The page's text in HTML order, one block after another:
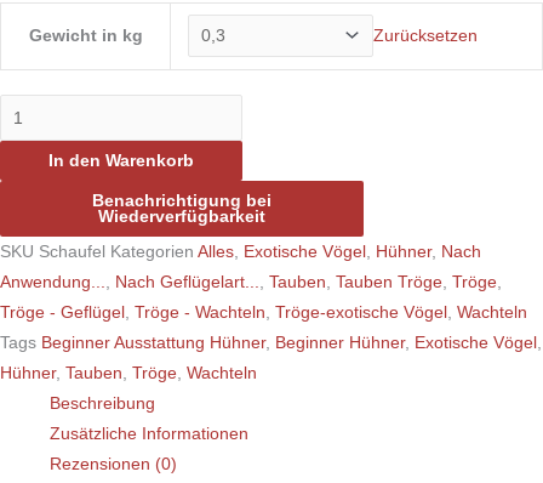
Gewicht in kg Zurücksetzen
In den Warenkorb
Benachrichtigung bei
Wiederverfügbarkeit
SKU Schaufel Kategorien Alles Exotische Vögel Hühner, Nach
Anwendung...
Nach Geflügelart... Tauben Tauben Tröge Tröge
Tröge - Geflügel
Tröge - Wachteln Tröge-exotische Vögel
Wachteln
Tags Beginner Ausstattung Hühner, Beginner Hühner, Exotische Vögel
Hühner, Tauben Tröge Wachteln
Beschreibung
Zusätzliche Informationen
Rezensionen (0)